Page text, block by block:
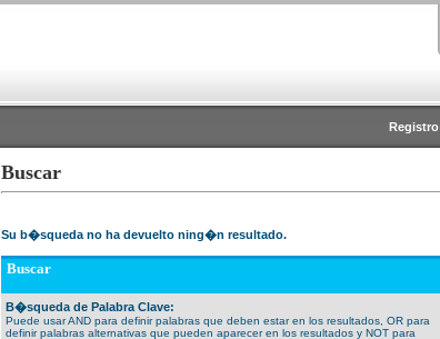
Registro
Buscar
Su b�squeda no ha devuelto ning�n resultado.
Buscar
B�squeda de Palabra Clave:
Puede usar AND para definir palabras que deben estar en los resultados, OR para
definir palabras alternativas que pueden aparecer en los resultados y NOT para